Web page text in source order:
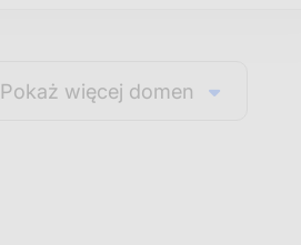
Pokaż więcej domen